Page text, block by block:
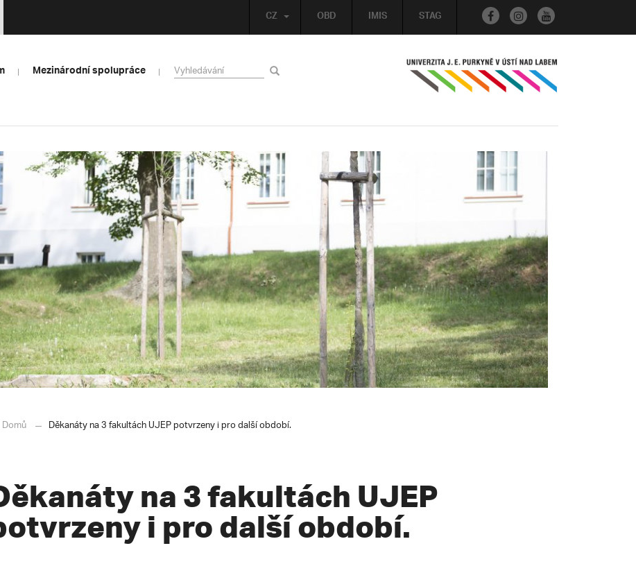
OBD IMIS STAG
CZ
Mezinárodní spolupráce
Domů Děkanáty na 3 fakultách UJEP potvrzeny i pro další období.
na 3 fakultách UJEP
i pro další období.